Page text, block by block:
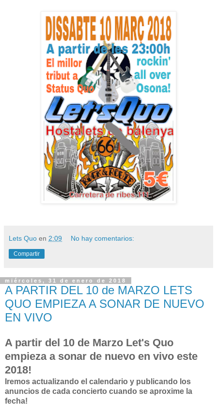
Lets Quo en 2:09 No hay comentarios:
Compartir
miércoles, 31 de enero de 2018
A PARTIR DEL 10 de MARZO LETS
QUO EMPIEZA A SONAR DE NUEVO
EN VIVO
A partir del 10 de Marzo Let's Quo
empieza a sonar de nuevo en vivo este
2018!
Iremos actualizando el calendario y publicando los
anuncios de cada concierto cuando se aproxime la
fecha!